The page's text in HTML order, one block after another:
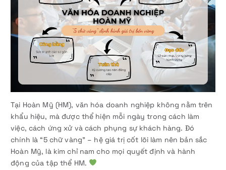
Tại Hoàn Mỹ (HM), văn hóa doanh nghiệp không nằm trên
khẩu hiệu, mà được thể hiện mỗi ngày trong cách làm
việc, cách ứng xử và cách phụng sự khách hàng. Đó
chính là “5 chữ vàng” – hệ giá trị cốt lõi làm nên bản sắc
Hoàn Mỹ, là kim chỉ nam cho mọi quyết định và hành
động của tập thể HM.